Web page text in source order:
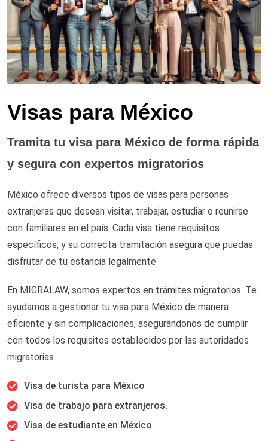
Visas para México
Tramita tu visa para México de forma rápida
y segura con expertos migratorios
México ofrece diversos tipos de visas para personas
extranjeras que desean visitar, trabajar, estudiar o reunirse
con familiares en el país. Cada visa tiene requisitos
específicos, y su correcta tramitación asegura que puedas
disfrutar de tu estancia legalmente
En MIGRALAW, somos expertos en trámites migratorios. Te
ayudamos a gestionar tu visa para México de manera
eficiente y sin complicaciones, asegurándonos de cumplir
con todos los requisitos establecidos por las autoridades
migratorias.
Visa de turista para México
Visa de trabajo para extranjeros.
Visa de estudiante en México